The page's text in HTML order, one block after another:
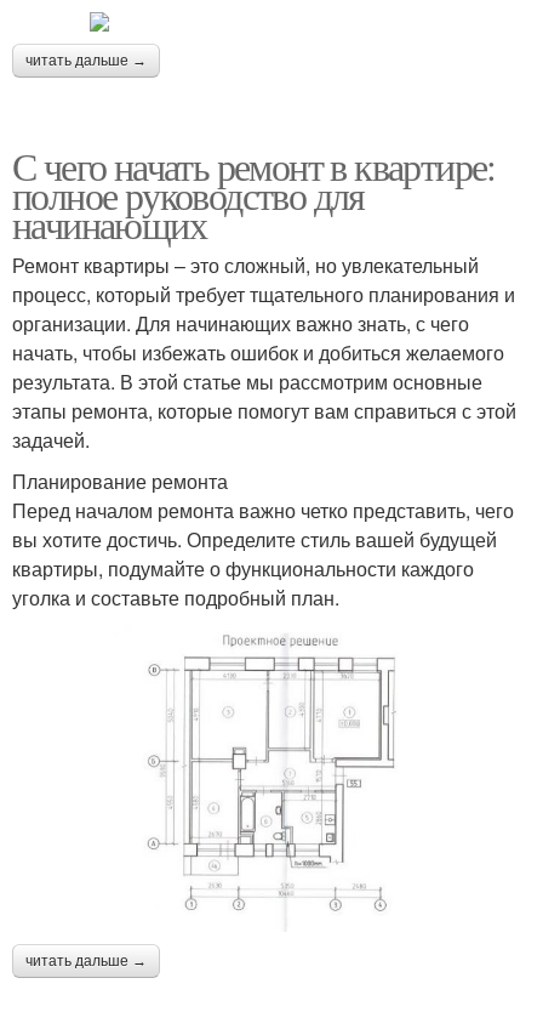
читать дальше →
С чего начать ремонт в квартире:
полное руководство для
начинающих
Ремонт квартиры – это сложный, но увлекательный
процесс, который требует тщательного планирования и
организации. Для начинающих важно знать, с чего
начать, чтобы избежать ошибок и добиться желаемого
результата. В этой статье мы рассмотрим основные
этапы ремонта, которые помогут вам справиться с этой
задачей.
Планирование ремонта
Перед началом ремонта важно четко представить, чего
вы хотите достичь. Определите стиль вашей будущей
квартиры, подумайте о функциональности каждого
уголка и составьте подробный план.
читать дальше →